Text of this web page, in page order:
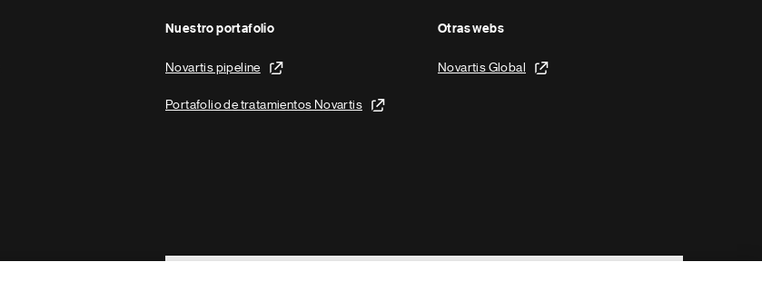
Nuestro portafolio
Novartis pipeline
Portafolio de tratamientos Novartis
Otras webs
Novartis Global
Footer Site Search